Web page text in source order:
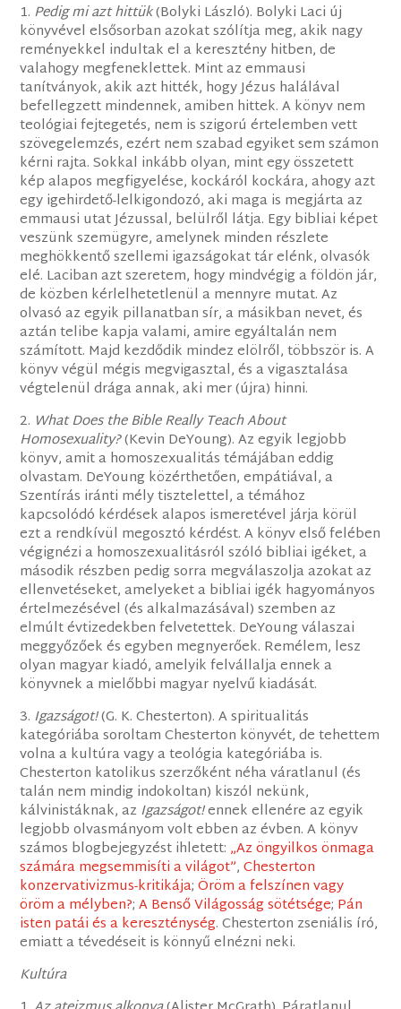
1. Pedig mi azt hittük(Bolyki László). Bolyki Laci új
könyvével elsősorban azokat szólítja meg, akik nagy
reményekkel indultak el a keresztény hitben, de
valahogy megfeneklettek. Mint az emmausi
tanítványok, akik azt hitték, hogy Jézus halálával
befellegzett mindennek, amiben hittek. A könyv nem
teológiai fejtegetés, nem is szigorú értelemben vett
szövegelemzés, ezért nem szabad egyiket sem számon
kérni rajta. Sokkal inkább olyan, mint egy összetett
kép alapos megfigyelése, kockáról kockára, ahogy azt
egy igehirdető-lelkigondozó, aki maga is megjárta az
emmausi utat Jézussal, belülről látja. Egy bibliai képet
veszünk szemügyre, amelynek minden részlete
meghökkentő szellemi igazságokat tár elénk, olvasók
elé. Laciban azt szeretem, hogy mindvégig a földön jár,
de közben kérlelhetetlenül a mennyre mutat. Az
olvasó az egyik pillanatban sír, a másikban nevet, és
aztán telibe kapja valami, amire egyáltalán nem
számított. Majd kezdődik mindez elölről, többször is. A
könyv végül mégis megvigasztal, és a vigasztalása
végtelenül drága annak, aki mer (újra) hinni.
2. What Does the Bible Really Teach About
Homosexuality?(Kevin DeYoung). Az egyik legjobb
könyv, amit a homoszexualitás témájában eddig
olvastam. DeYoung közérthetően, empátiával, a
Szentírás iránti mély tisztelettel, a témához
kapcsolódó kérdések alapos ismeretével járja körül
ezt a rendkívül megosztó kérdést. A könyv első felében
végignézi a homoszexualitásról szóló bibliai igéket, a
második részben pedig sorra megválaszolja azokat az
ellenvetéseket, amelyeket a bibliai igék hagyományos
értelmezésével (és alkalmazásával) szemben az
elmúlt évtizedekben felvetettek. DeYoung válaszai
meggyőzőek és egyben megnyerőek. Remélem, lesz
olyan magyar kiadó, amelyik felvállalja ennek a
könyvnek a mielőbbi magyar nyelvű kiadását.
3. Igazságot!(G. K. Chesterton). A spiritualitás
kategóriába soroltam Chesterton könyvét, de tehettem
volna a kultúra vagy a teológia kategóriába is.
Chesterton katolikus szerzőként néha váratlanul (és
talán nem mindig indokoltan) kiszól nekünk,
kálvinistáknak, az Igazságot!ennek ellenére az egyik
legjobb olvasmányom volt ebben az évben. A könyv
számos blogbejegyzést ihletett: „Az öngyilkos önmaga
számára megsemmisíti a világot”,Chesterton
konzervativizmus-kritikája;Öröm a felszínen vagy
öröm a mélyben?;A Benső Világosság sötétsége; Pán
isten patái és a kereszténység. Chesterton zseniális író,
emiatt a tévedéseit is könnyű elnézni neki.
Kultúra